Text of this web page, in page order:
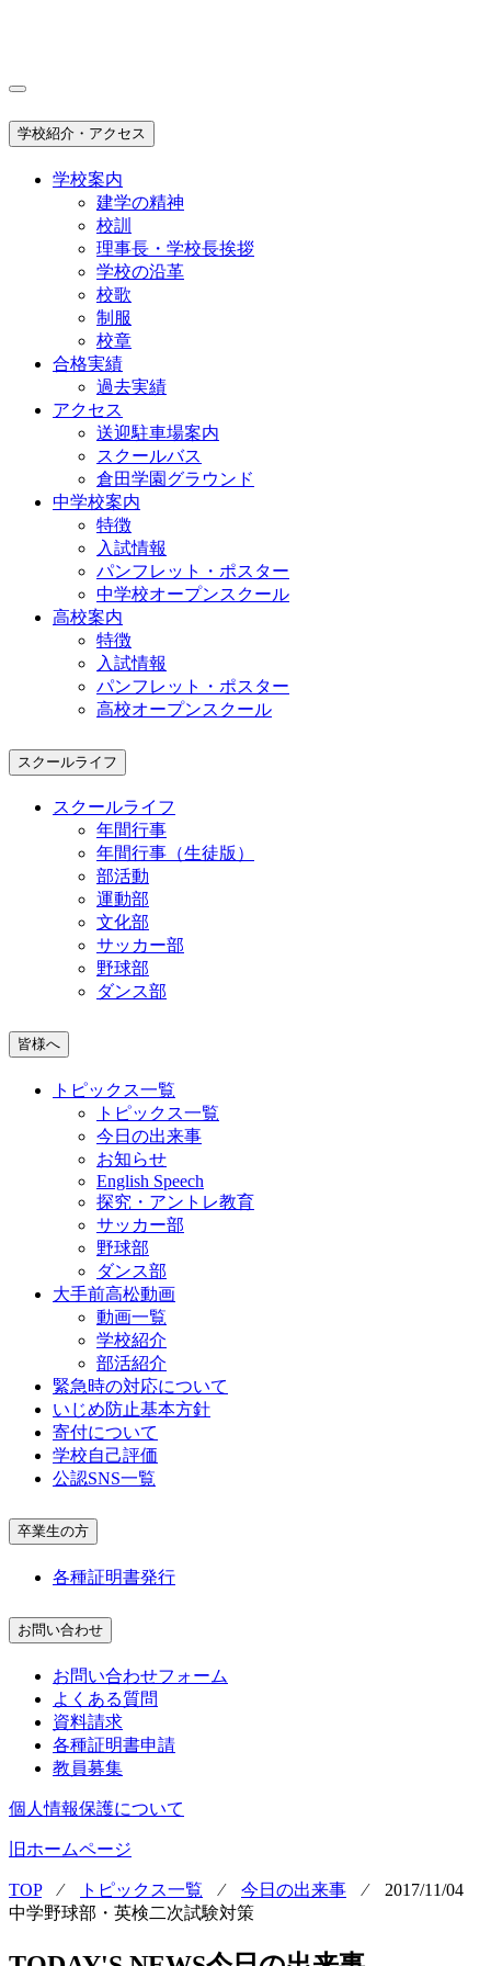
学校紹介・アクセス
学校案内
建学の精神
校訓
理事長・学校長挨拶
学校の沿革
校歌
制服
校章
合格実績
過去実績
アクセス
送迎駐車場案内
スクールバス
倉田学園グラウンド
中学校案内
特徴
入試情報
パンフレット・ポスター
中学校オープンスクール
高校案内
特徴
入試情報
パンフレット・ポスター
高校オープンスクール
スクールライフ
スクールライフ
年間行事
年間行事（生徒版）
部活動
運動部
文化部
サッカー部
野球部
ダンス部
皆様へ
トピックス一覧
トピックス一覧
今日の出来事
お知らせ
English Speech
探究・アントレ教育
サッカー部
野球部
ダンス部
大手前高松動画
動画一覧
学校紹介
部活紹介
緊急時の対応について
いじめ防止基本方針
寄付について
学校自己評価
公認SNS一覧
卒業生の方
各種証明書発行
お問い合わせ
お問い合わせフォーム
よくある質問
資料請求
各種証明書申請
教員募集
個人情報保護について
旧ホームページ
TOP⁄ トピックス一覧 ⁄ 今日の出来事 ⁄ 2017/11/04
中学野球部・英検二次試験対策